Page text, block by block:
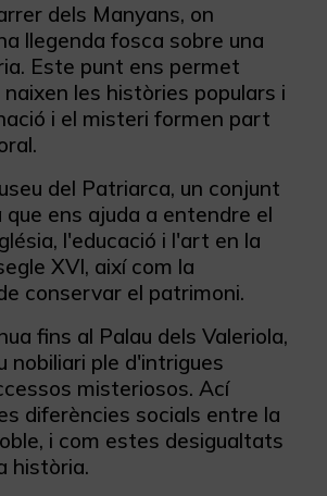
dels Manyans, on
llegenda fosca sobre una
Este punt ens permet
les històries populars i
i el misteri formen part
del Patriarca, un conjunt
ens ajuda a entendre el
l'educació i l'art en la
XVI, així com la
conservar el patrimoni.
fins al Palau dels Valeriola,
nobiliari ple d'intrigues
misteriosos. Ací
diferències socials entre la
i com estes desigualtats
història.